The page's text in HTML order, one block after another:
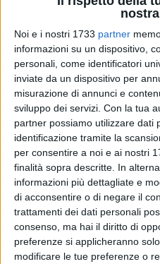
Noi e i nostri 1733 partner
informazioni su un dispositivo,
personali, come identificatori
inviate da un dispositivo per
misurazione di annunci e
sviluppo dei servizi. Con la tua
partner possiamo utilizzare dati
identificazione tramite la
per consentire a noi e ai nostri
finalità sopra descritte. In
informazioni più dettagliate e
di acconsentire o di negare il
trattamenti dei dati personali
consenso, ma hai il diritto di
preferenze si applicheranno
modificare le tue preferenze o
all'indirizzo scolastico
Ed è qui che Eliana Losciale
traverso con il professor
significative esperienze con
triennio di scuola media, la
indotta ad iscriversi al
proseguire lo studio del
presso il liceo scientifico "da
primo vero traguardo
ovvero il diploma in flauto
seguito da una nuova
con l'insegnante Rossella
Eliana, inoltre, ha suonato
dell'associazione Domenico